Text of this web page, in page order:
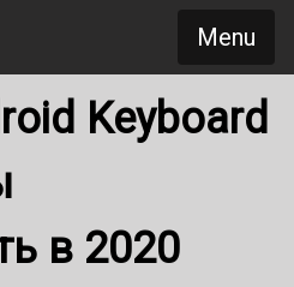
Menu
Keyboard
в 2020